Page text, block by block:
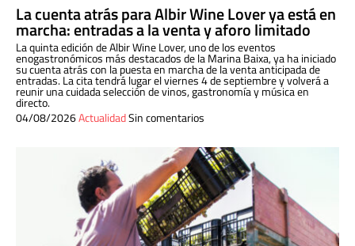
La cuenta atrás para Albir Wine Lover ya está en
marcha: entradas a la venta y aforo limitado
La quinta edición de Albir Wine Lover, uno de los eventos
enogastronómicos más destacados de la Marina Baixa, ya ha iniciado
su cuenta atrás con la puesta en marcha de la venta anticipada de
entradas. La cita tendrá lugar el viernes 4 de septiembre y volverá a
reunir una cuidada selección de vinos, gastronomía y música en
directo.
04/08/2026ActualidadSin comentarios